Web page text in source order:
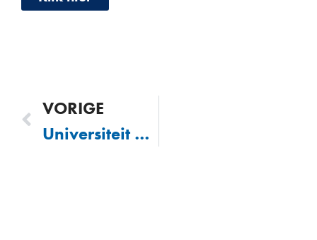
VORIGE
Universiteit van Amsterdam (UvA) | Amsterdam